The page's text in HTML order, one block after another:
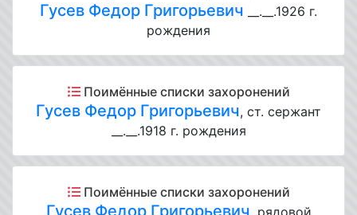
Гусев Федор Григорьевич __.__.1926 г.
рождения
Поимённые списки захоронений
Гусев Федор Григорьевич, ст. сержант
__.__.1918 г. рождения
Поимённые списки захоронений
Гусев Федор Григорьевич, рядовой